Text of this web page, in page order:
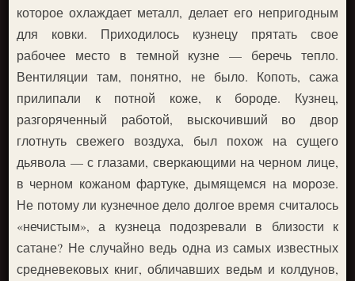
которое охлаждает металл, делает его непригодным
для ковки. Приходилось кузнецу прятать свое
рабочее место в темной кузне — беречь тепло.
Вентиляции там, понятно, не было. Копоть, сажа
прилипали к потной коже, к бороде. Кузнец,
разгоряченный работой, выскочивший во двор
глотнуть свежего воздуха, был похож на сущего
дьявола — с глазами, сверкающими на черном лице,
в черном кожаном фартуке, дымящемся на морозе.
Не потому ли кузнечное дело долгое время считалось
«нечистым», а кузнеца подозревали в близости к
сатане? Не случайно ведь одна из самых известных
средневековых книг, обличавших ведьм и колдунов,